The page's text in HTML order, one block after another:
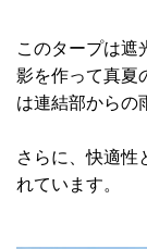
このタープは遮
影を作って真夏
は連結部からの
さらに、快適性
れています。